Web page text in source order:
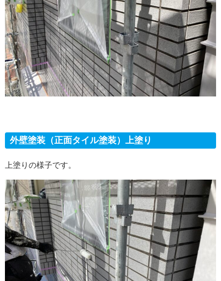
外壁塗装（正面タイル塗装）上塗り
上塗りの様子です。